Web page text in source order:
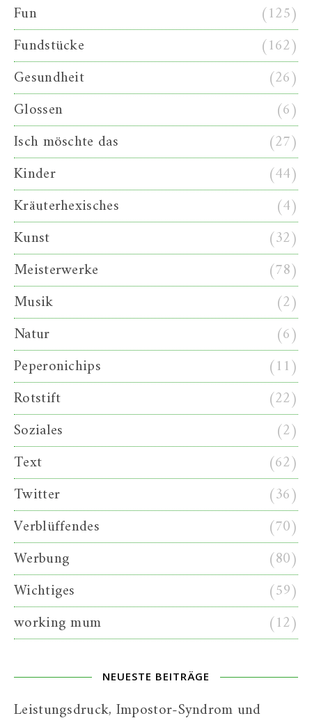
Fun
(125)
Fundstücke
(162)
Gesundheit
(26)
Glossen
(6)
Isch möschte das
(27)
Kinder
(44)
Kräuterhexisches
(4)
Kunst
(32)
Meisterwerke
(78)
Musik
(2)
Natur
(6)
Peperonichips
(11)
Rotstift
(22)
Soziales
(2)
Text
(62)
Twitter
(36)
Verblüffendes
(70)
Werbung
(80)
Wichtiges
(59)
working mum
(12)
NEUESTE BEITRÄGE
Leistungsdruck, Impostor-Syndrom und